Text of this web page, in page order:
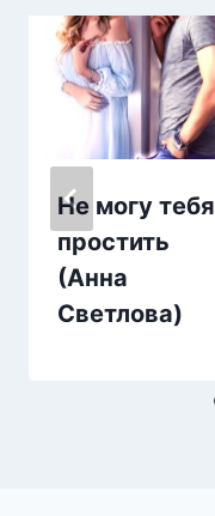
Не могу тебя
простить
(Анна
Светлова)